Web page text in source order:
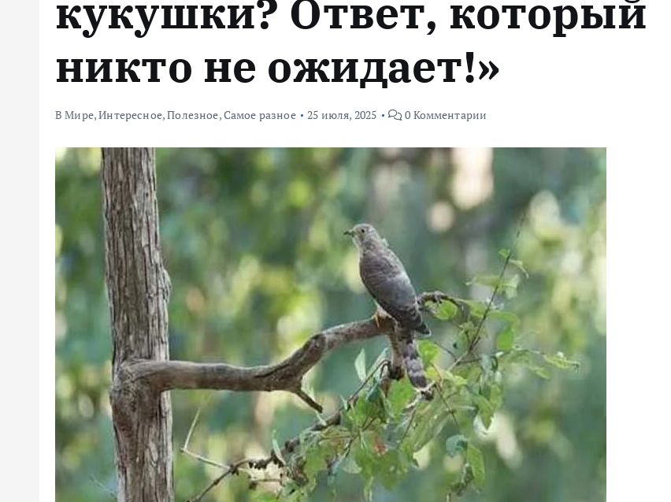
кукушки? Ответ, который
никто не ожидает!»
В Мире,Интересное,Полезное,Самое разное 25 июля, 2025 0 Комментарии